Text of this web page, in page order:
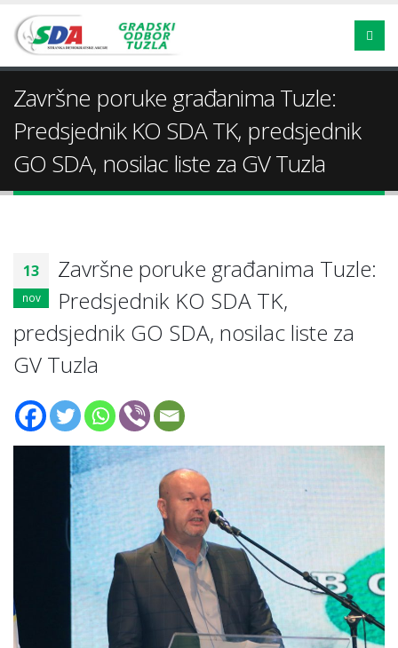
Završne poruke građanima Tuzle:
Predsjednik KO SDA TK, predsjednik
GO SDA, nosilac liste za GV Tuzla
13
nov
Završne poruke građanima Tuzle:
Predsjednik KO SDA TK,
predsjednik GO SDA, nosilac liste za
GV Tuzla